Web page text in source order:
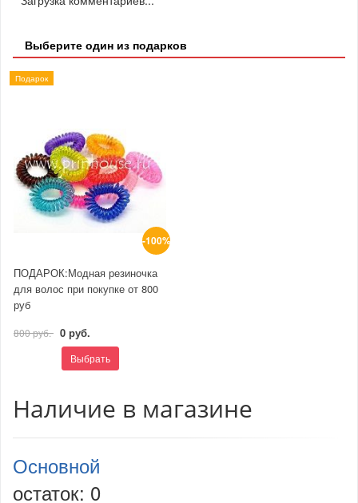
Выберите один из подарков
-100%
Подарок
ПОДАРОК:Модная резиночка
для волос при покупке от 800
руб
800 руб. 0 руб.
Выбрать
Наличие в магазине
Основной
остаток: 0